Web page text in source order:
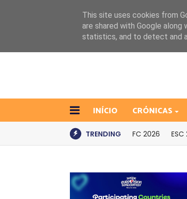
INÍCIO CRÓNICAS
TRENDING FC 2026
This site uses cookies from
are shared with Google
statistics, and to detect and